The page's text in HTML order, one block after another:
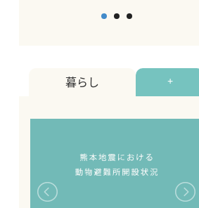
暮らし +